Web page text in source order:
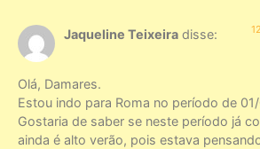
Jaqueline Teixeira disse:
Olá, Damares.
Estou indo para Roma no período de
Gostaria de saber se neste período já
ainda é alto verão, pois estava